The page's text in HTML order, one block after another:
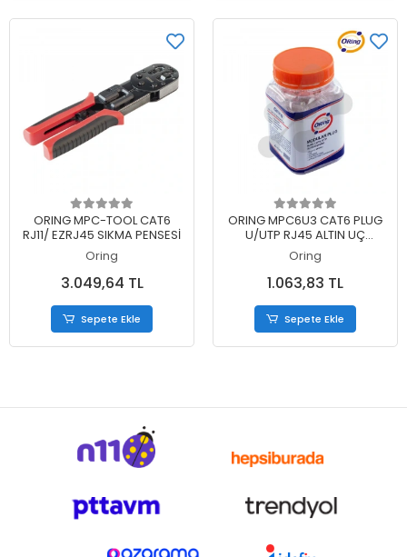
Sepete Ekle
ORING MPC-TOOL CAT6
RJ11/ EZRJ45 SIKMA PENSESİ
Oring
3.049,64 TL
Sepete Ekle
Sepete Ekle
ORING MPC6U3 CAT6 PLUG
U/UTP RJ45 ALTIN UÇ
KONNEKTÖR 100 LÜ PAKET
Oring
1.063,83 TL
Sepete Ekle